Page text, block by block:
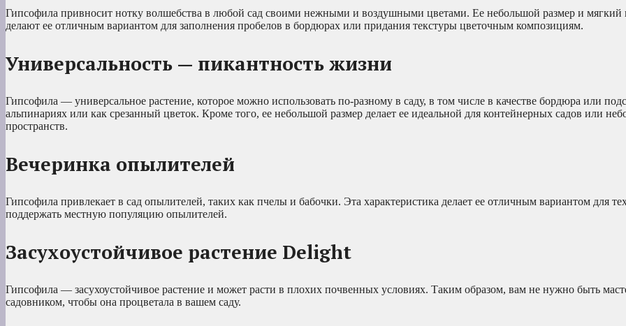
Гипсофила привносит нотку волшебства в любой сад своими нежными и воздушными цветами. Ее небольшой размер и
делают ее отличным вариантом для заполнения пробелов в бордюрах или придания текстуры цветочным композициям.
Универсальность — пикантность жизни
Гипсофила — универсальное растение, которое можно использовать по-разному в саду, в том числе в качестве бордюра или
альпинариях или как срезанный цветок. Кроме того, ее небольшой размер делает ее идеальной для контейнерных садов или
пространств.
Вечеринка опылителей
Гипсофила привлекает в сад опылителей, таких как пчелы и бабочки. Эта характеристика делает ее отличным вариантом для
поддержать местную популяцию опылителей.
Засухоустойчивое растение Delight
Гипсофила — засухоустойчивое растение и может расти в плохих почвенных условиях. Таким образом, вам не нужно быть
садовником, чтобы она процветала в вашем саду.